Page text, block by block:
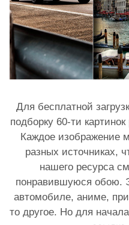
Для бесплатной
подборку 60-ти
Каждое изображение
разных источниках,
нашего ресурса
понравившуюся обою.
автомобиле, аниме,
то другое. Но для